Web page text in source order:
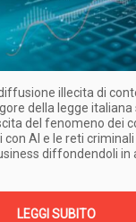
illecita di
della legge italiana
del fenomeno dei
AI e le reti
diffondendoli in
LEGGI SUBITO